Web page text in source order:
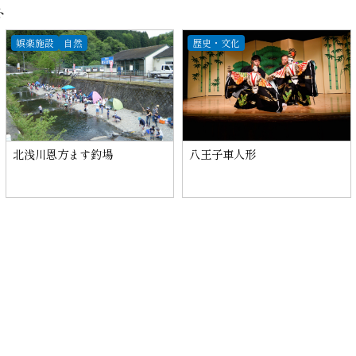
娯楽施設 自然
北浅川恩方ます釣場
歴史・文化
八王子車人形